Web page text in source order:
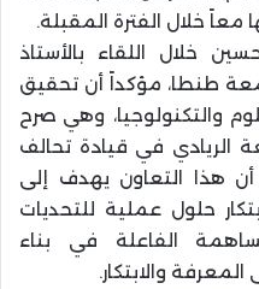
معاً خلال الفترة المقبلة.
خلال اللقاء بالأستاذ
طنطا، مؤكداً أن تحقيق
والتكنولوجيا، وهي صرح
الريادي في قيادة تحالف
أن هذا التعاون يهدف إلى
حلول عملية للتحديات
الفاعلة في بناء
والابتكار.